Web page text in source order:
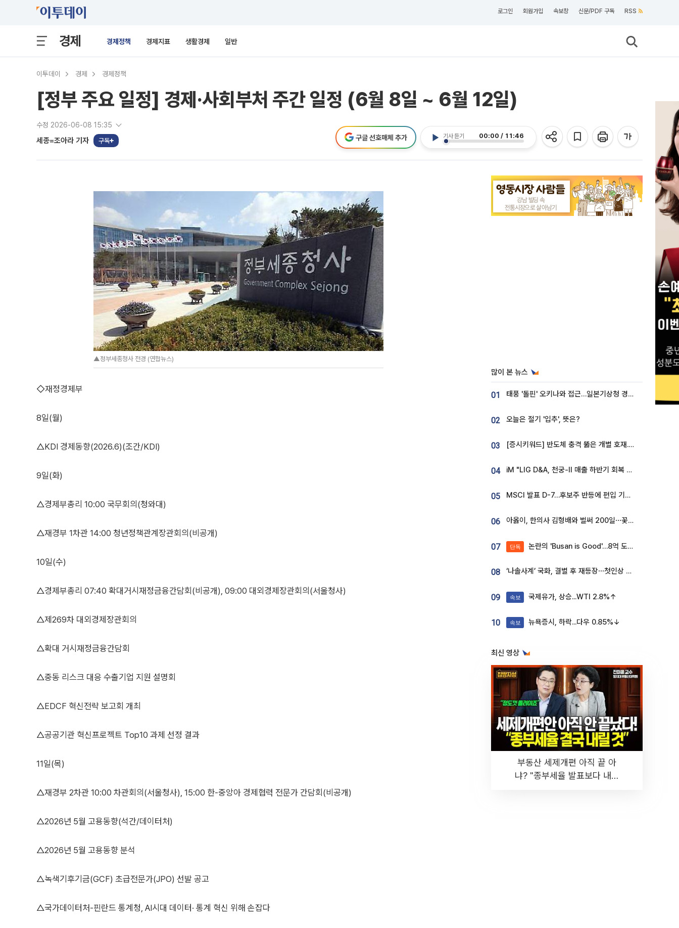
로그인 회원가입 속보창 신문/PDF 구독 RSS
경제 경제정책 경제지표 생활경제 일반
이투데이 경제 경제정책
[정부 주요 일정] 경제·사회부처 주간 일정 (6월 8일 ~ 6월 12일)
수정 2026-06-08 15:35
세종=조아라 기자 구독
기사 듣기 00:00 / 11:46
구글 선호매체 추가
▲정부세종청사 전경 (연합뉴스)
◇재정경제부
8일(월)
△KDI 경제동향(2026.6)(조간/KDI)
9일(화)
△경제부총리 10:00 국무회의(청와대)
△재경부 1차관 14:00 청년정책관계장관회의(비공개)
10일(수)
△경제부총리 07:40 확대거시재정금융간담회(비공개), 09:00 대외경제장관회의(서울청사)
△제269차 대외경제장관회의
△확대 거시재정금융간담회
△중동 리스크 대응 수출기업 지원 설명회
△EDCF 혁신전략 보고회 개최
△공공기관 혁신프로젝트 Top10 과제 선정 결과
11일(목)
△재경부 2차관 10:00 차관회의(서울청사), 15:00 한-중앙아 경제협력 전문가 간담회(비공개)
△2026년 5월 고용동향(석간/데이터처)
△2026년 5월 고용동향 분석
△녹색기후기금(GCF) 초급전문가(JPO) 선발 공고
△국가데이터처-핀란드 통계청, AI시대 데이터· 통계 혁신 위해 손잡다
많이 본 뉴스
01 태풍 '돌핀' 오키나와 접근…일본기상청 경로 업데이트
02 오늘은 절기 '입추', 뜻은?
03 [증시키워드] 반도체 충격 뚫은 개별 호재...포스코퓨처엠·에코프로·한화솔루션 '눈길'
04 iM "LIG D&A, 천궁-II 매출 하반기 회복 전망…방산 톱픽 유지"
05 MSCI 발표 D-7…후보주 반등에 편입 기대 재점화
06 아옳이, 한의사 김형배와 벌써 200일⋯꽃다발 들고 "프러포즈 아냐"
07 단독 논란의 'Busan is Good'…8억 도시브랜드, 용산 대통령실 CI 업체가 수행
08 ‘나솔사계’ 국화, 결별 후 재등장⋯첫인상 투표 휩쓸고 ‘인기녀’ 등극
09 속보 국제유가, 상승...WTI 2.8%↑
10 속보 뉴욕증시, 하락...다우 0.85%↓
최신 영상
부동산 세제개편 아직 끝 아
냐? "종부세율 발표보다 내릴